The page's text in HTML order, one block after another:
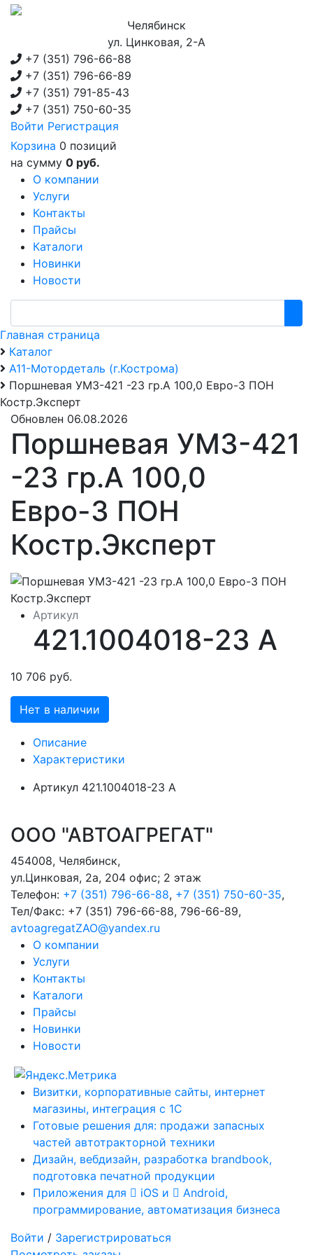
Челябинск
ул. Цинковая, 2-А
+7 (351) 796-66-88
+7 (351) 796-66-89
+7 (351) 791-85-43
+7 (351) 750-60-35
Войти Регистрация
Корзина 0 позиций
на сумму 0 руб.
О компании
Услуги
Контакты
Прайсы
Каталоги
Новинки
Новости
Главная страница
Каталог
А11-Мотордеталь (г.Кострома)
Поршневая УМЗ-421 -23 гр.А 100,0 Евро-3 ПОН
Костр.Эксперт
Обновлен 06.08.2026
Поршневая УМЗ-421
-23 гр.А 100,0
Евро-3 ПОН
Костр.Эксперт
Артикул
421.1004018-23 А
10 706 руб.
Нет в наличии
Описание
Характеристики
Артикул 421.1004018-23 А
ООО "АВТОАГРЕГАТ"
454008, Челябинск,
ул.Цинковая, 2а, 204 офис; 2 этаж
Телефон: +7 (351) 796-66-88, +7 (351) 750-60-35,
Тел/Факс: +7 (351) 796-66-88, 796-66-89,
avtoagregatZAO@yandex.ru
О компании
Услуги
Контакты
Каталоги
Прайсы
Новинки
Новости
Визитки, корпоративные сайты, интернет
магазины, интеграция с 1С
Готовые решения для: продажи запасных
частей автотракторной техники
Дизайн, вебдизайн, разработка brandbook,
подготовка печатной продукции
Приложения для
iOS и
Android,
программирование, автоматизация бизнеса
Войти / Зарегистрироваться